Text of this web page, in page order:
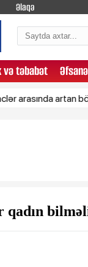
Əlaqə
və təbabət
artan böyrək
qadın